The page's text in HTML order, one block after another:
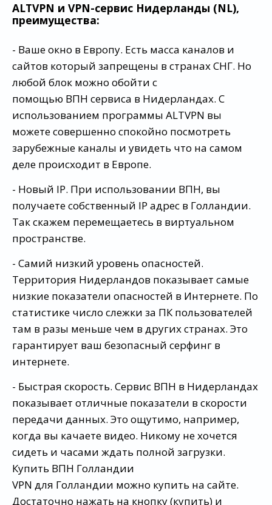
ALTVPN и VPN-сервис Нидерланды (NL),
преимущества:
- Ваше окно в Европу. Есть масса каналов и
сайтов который запрещены в странах СНГ. Но
любой блок можно обойти с
помощью ВПН сервиса в Нидерландах. С
использованием программы ALTVPN вы
можете совершенно спокойно посмотреть
зарубежные каналы и увидеть что на самом
деле происходит в Европе.
- Новый IP. При использовании ВПН, вы
получаете собственный IP адрес в Голландии.
Так скажем перемещаетесь в виртуальном
пространстве.
- Самий низкий уровень опасностей.
Территория Нидерландов показывает самые
низкие показатели опасностей в Интернете. По
статистике число слежки за ПК пользователей
там в разы меньше чем в других странах. Это
гарантирует ваш безопасный серфинг в
интернете.
- Быстрая скорость. Сервис ВПН в Нидерландах
показывает отличные показатели в скорости
передачи данных. Это ощутимо, например,
когда вы качаете видео. Никому не хочется
сидеть и часами ждать полной загрузки.
Купить ВПН Голландии
VPN для Голландии можно купить на сайте.
Достаточно нажать на кнопку (купить) и